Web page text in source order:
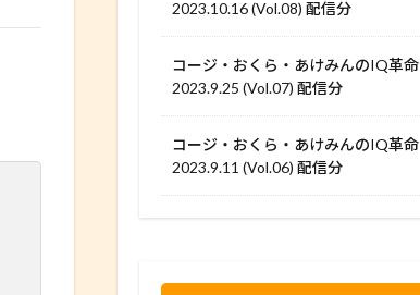
2023.10.16 (Vol.08) 配信分
コージ・おくら・あけみんのIQ革命
2023.9.25 (Vol.07) 配信分
コージ・おくら・あけみんのIQ革命
2023.9.11 (Vol.06) 配信分